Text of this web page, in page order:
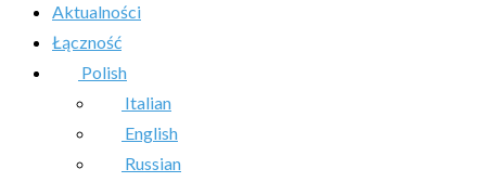
Aktualności
Łączność
Polish
Italian
English
Russian